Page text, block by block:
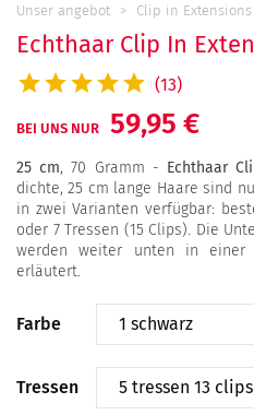
Unser angebot Clip in Extensions
Echthaar Clip In
(13)
BEI UNS NUR 59,95 €
25 cm, 70 Gramm - Echthaar
dichte, 25 cm lange Haare sind
in zwei Varianten verfügbar:
oder 7 Tressen (15 Clips). Die
werden weiter unten in einer
erläutert.
Farbe
Tressen